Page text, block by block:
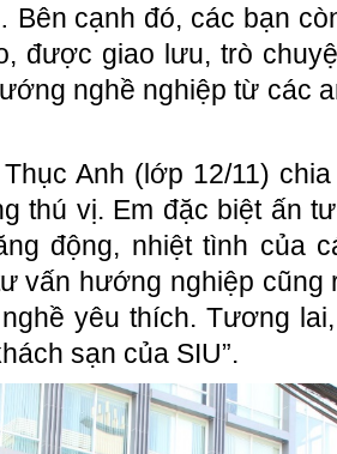
cạnh đó, các bạn
được giao lưu, trò
nghề nghiệp từ các
Anh (lớp 12/11)
thú vị. Em đặc biệt ấn
động, nhiệt tình của
vấn hướng nghiệp cũng
yêu thích. Tương
sạn của SIU”.